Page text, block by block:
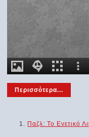
Περισσότερα...
Παζλ: Το Ενετικό